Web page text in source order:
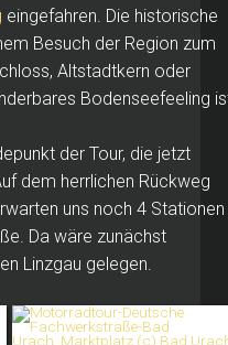
eingefahren. Die historische
Besuch der Region zum
Altstadtkern oder
Bodenseefeeling
der Tour, die jetzt
dem herrlichen Rückweg
uns noch 4 Stationen
Da wäre zunächst
Linzgau gelegen.